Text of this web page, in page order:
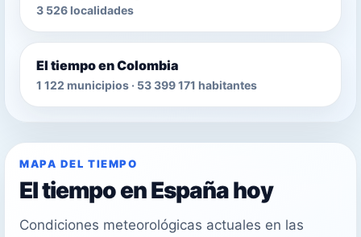
3 526 localidades
El tiempo en Colombia
1 122 municipios · 53 399 171 habitantes
MAPA DEL TIEMPO
El tiempo en España hoy
Condiciones meteorológicas actuales en las